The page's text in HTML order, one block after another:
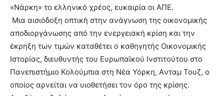
«Νάρκη» το ελληνικό χρέος, ευκαιρία οι ΑΠΕ.
Μια αισιόδοξη οπτική στην ανάγνωση της οικονομικής
αποδιοργάνωσης από την ενεργειακή κρίση και την
έκρηξη των τιμών καταθέτει ο καθηγητής Οικονομικής
Ιστορίας, διευθυντής του Ευρωπαϊκού Ινστιτούτου στο
Πανεπιστήμιο Κολούμπια στη Νέα Υόρκη, Aνταμ Τουζ, ο
οποίος αρνείται να υιοθετήσει τον όρο της κρίσης.